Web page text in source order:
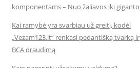
komponentams – Nuo žaliavos iki giganto
Kai ramybė yra svarbiau už greitį, kodėl
„Vezam123.lt“ renkasi pedantišką tvarką ir
BCA draudimą